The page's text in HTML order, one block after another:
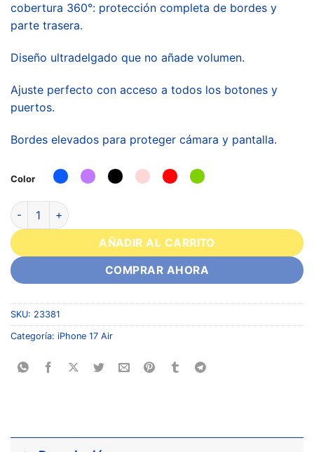
cobertura 360°: protección completa de bordes y
parte trasera.
Diseño ultradelgado que no añade volumen.
Ajuste perfecto con acceso a todos los botones y
puertos.
Bordes elevados para proteger cámara y pantalla.
Color
AÑADIR AL CARRITO
COMPRAR AHORA
SKU: 23381
Categoría: iPhone 17 Air